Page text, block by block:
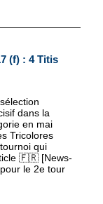
(f) : 4 Titis
dans la
en mai
Tricolores
qui
🇫🇷 [News-
le 2e tour